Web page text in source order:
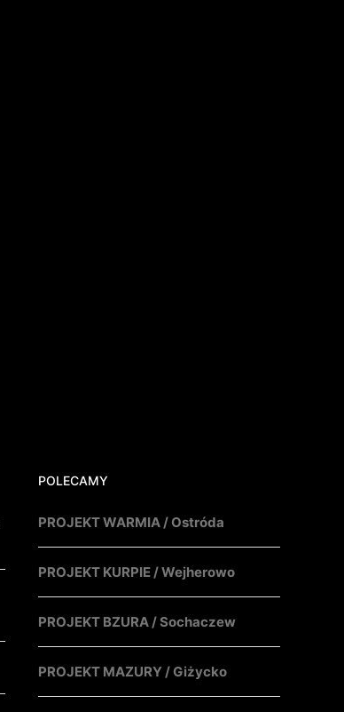
POLECAMY
PROJEKT WARMIA / Ostróda
PROJEKT KURPIE / Wejherowo
PROJEKT BZURA / Sochaczew
PROJEKT MAZURY / Giżycko